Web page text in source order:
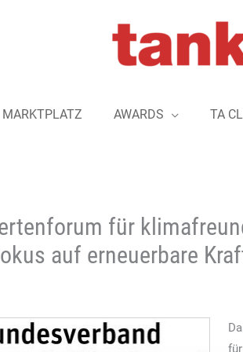
MARKTPLATZ AWARDS TA
für
auf erneuerbare